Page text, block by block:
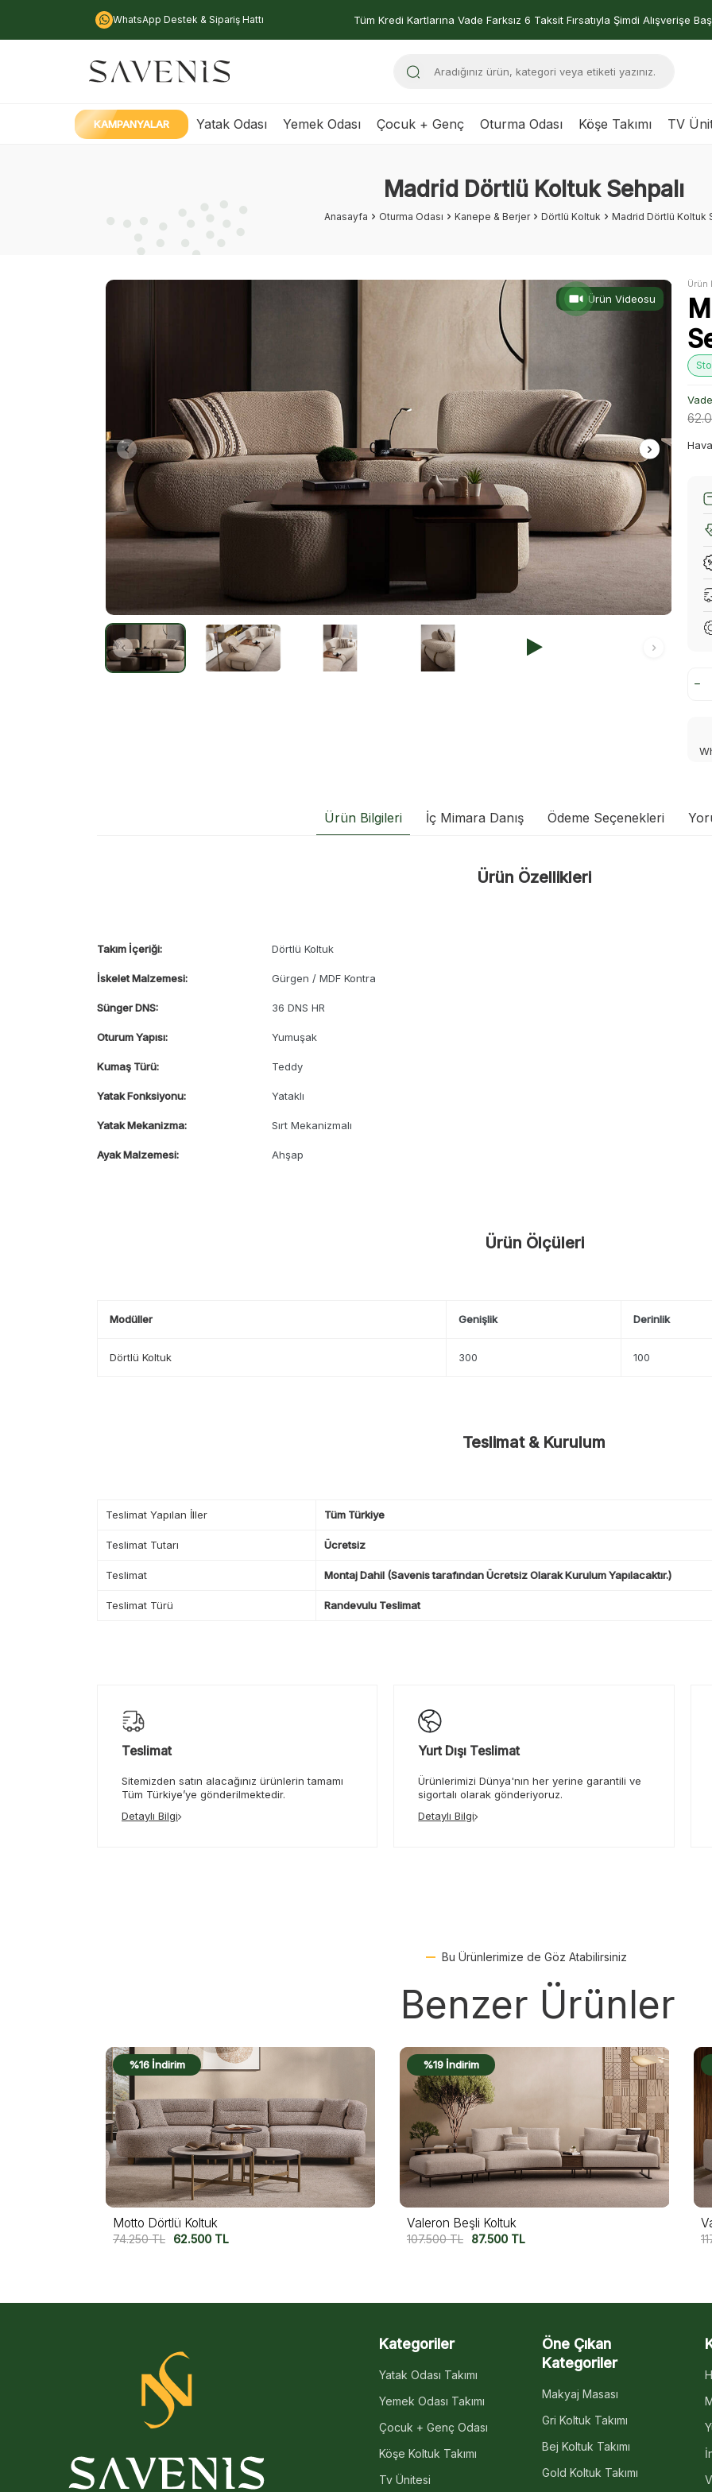
WhatsApp Destek & Sipariş Hattı Tüm Kredi Kartlarına Vade Farksız 6 Taksit Fırsatıyla Şimdi Alışverişe
KAMPANYALAR Yatak Odası Yemek Odası Çocuk + Genç Oturma Odası Köşe Takımı TV
Madrid Dörtlü Koltuk Sehpalı
Anasayfa Oturma Odası Kanepe & Berjer Dörtlü Koltuk Madrid Dörtlü Koltuk
Ürün Videosu
Ürün
Ürün Bilgileri İç Mimara Danış Ödeme Seçenekleri
Ürün Özellikleri
Takım İçeriği: Dörtlü Koltuk
İskelet Malzemesi: Gürgen / MDF Kontra
Sünger DNS: 36 DNS HR
Oturum Yapısı: Yumuşak
Kumaş Türü: Teddy
Yatak Fonksiyonu: Yataklı
Yatak Mekanizma: Sırt Mekanizmalı
Ayak Malzemesi: Ahşap
Ürün Ölçüleri
Modüller Genişlik Derinlik
Dörtlü Koltuk 300 100
Teslimat & Kurulum
Teslimat Yapılan İller Tüm Türkiye
Teslimat Tutarı Ücretsiz
Teslimat Montaj Dahil (Savenis tarafından Ücretsiz Olarak Kurulum Yapılacaktır.)
Teslimat Türü Randevulu Teslimat
Teslimat
Sitemizden satın alacağınız ürünlerin tamamı
Tüm Türkiye’ye gönderilmektedir.
Detaylı Bilgi
Yurt Dışı Teslimat
Ürünlerimizi Dünya'nın her yerine garantili ve
sigortalı olarak gönderiyoruz.
Detaylı Bilgi
Bu Ürünlerimize de Göz Atabilirsiniz
Benzer Ürünler
%16 İndirim
Motto Dörtlü Koltuk
74.250TL 62.500 TL
%19 İndirim
Valeron Beşli Koltuk
107.500TL 87.500 TL
Kategoriler
Yatak Odası Takımı
Yemek Odası Takımı
Çocuk + Genç Odası
Köşe Koltuk Takımı
Tv Ünitesi
Öne Çıkan
Kategoriler
Makyaj Masası
Gri Koltuk Takımı
Bej Koltuk Takımı
Gold Koltuk Takımı